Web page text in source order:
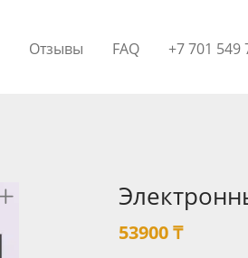
Отзывы FAQ +7 701 549
53900₸